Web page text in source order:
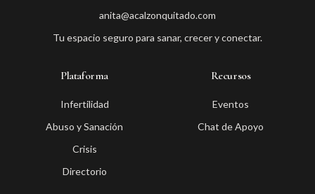
anita@acalzonquitado.com
Tu espacio seguro para sanar, crecer y conectar.
Plataforma
Infertilidad
Abuso y Sanación
Crisis
Directorio
Recursos
Eventos
Chat de Apoyo